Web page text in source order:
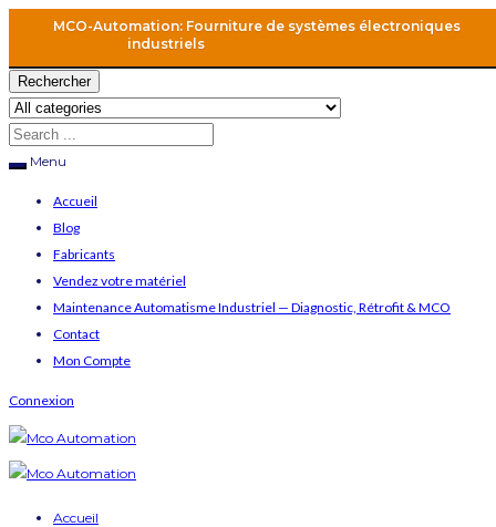
MCO-Automation: Fourniture de systèmes électroniques
industriels
Rechercher
Menu
Accueil
Blog
Fabricants
Vendez votre matériel
Maintenance Automatisme Industriel — Diagnostic, Rétrofit & MCO
Contact
Mon Compte
Connexion
Accueil